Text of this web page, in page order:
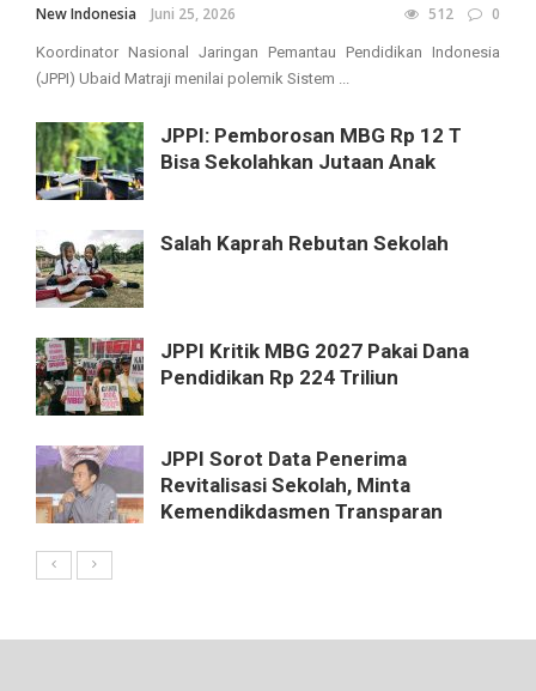
New Indonesia Juni 25, 2026 512 0
Koordinator Nasional Jaringan Pemantau Pendidikan Indonesia
(JPPI) Ubaid Matraji menilai polemik Sistem ...
JPPI: Pemborosan MBG Rp 12 T
Bisa Sekolahkan Jutaan Anak
Salah Kaprah Rebutan Sekolah
JPPI Kritik MBG 2027 Pakai Dana
Pendidikan Rp 224 Triliun
JPPI Sorot Data Penerima
Revitalisasi Sekolah, Minta
Kemendikdasmen Transparan